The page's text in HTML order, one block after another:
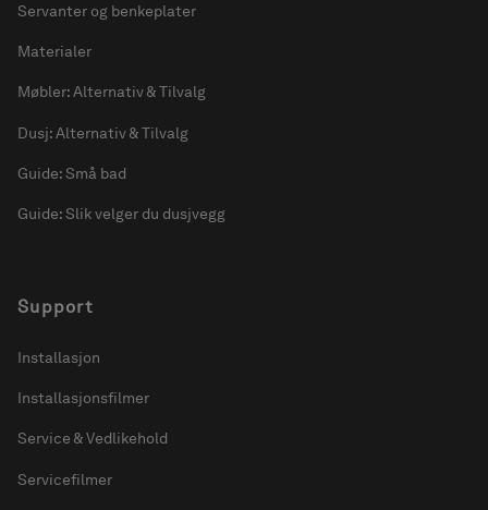
Servanter og benkeplater
Materialer
Møbler: Alternativ & Tilvalg
Dusj: Alternativ & Tilvalg
Guide: Små bad
Guide: Slik velger du dusjvegg
Support
Installasjon
Installasjonsfilmer
Service & Vedlikehold
Servicefilmer